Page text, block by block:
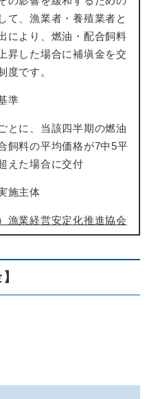
て、漁業者・養殖業者と
により、燃油・配合飼料
昇した場合に補塡金を交
度です。
準
とに、当該四半期の燃油
飼料の平均価格が7中5平
えた場合に交付
施主体
漁業経営安定化推進協会